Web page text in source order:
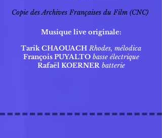
Copie des Archives Françaises du Film (CNC)
Musique live originale:
Tarik CHAOUACH Rhodes, mélodica
François PUYALTO basse électrique
Rafaël KOERNER batterie